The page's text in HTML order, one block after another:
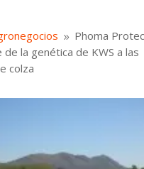
9 Phoma
la genética de KWS a las
colza